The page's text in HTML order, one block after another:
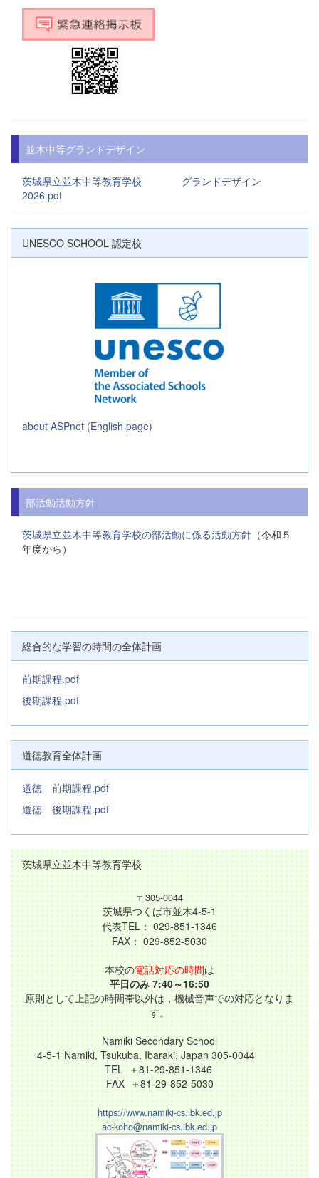
並木中等グランドデザイン
茨城県立並木中等教育学校 グランドデザイン
2026.pdf
UNESCO SCHOOL 認定校
about ASPnet (English page)
部活動活動方針
茨城県立並木中等教育学校の部活動に係る活動方針 （令和５
年度から）
総合的な学習の時間の全体計画
前期課程.pdf
後期課程.pdf
道徳教育全体計画
道徳 前期課程.pdf
道徳 後期課程.pdf
茨城県立並木中等教育学校
〒305-0044
茨城県つくば市並木4-5-1
代表TEL： 029-851-1346
FAX： 029-852-5030
本校の電話対応の時間は
平日のみ 7:40～16:50
原則として上記の時間帯以外は，機械音声での対応となりま
す。
Namiki Secondary School
4-5-1 Namiki, Tsukuba, Ibaraki, Japan 305-0044
TEL ＋81-29-851-1346
FAX ＋81-29-852-5030
https://www.namiki-cs.ibk.ed.jp
ac-koho@namiki-cs.ibk.ed.jp